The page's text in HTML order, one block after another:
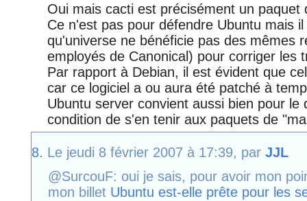
Oui mais cacti est précisément un paquet
Ce n'est pas pour défendre Ubuntu mais
qu'universe ne bénéficie pas des mêmes
employés de Canonical) pour corriger les
Par rapport à Debian, il est évident que
car ce logiciel a ou aura été patché à
Ubuntu server convient aussi bien pour le
condition de s'en tenir aux paquets de
8. Le jeudi 8 février 2007 à 17:39, par JJL
@SurcouF: oui je sais, pour avoir mon
mon billet Ubuntu est-elle prête pour les